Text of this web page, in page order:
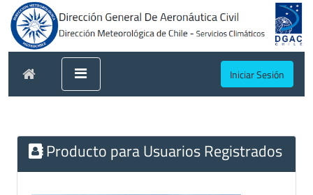
Iniciar Sesión
Producto para Usuarios Registrados